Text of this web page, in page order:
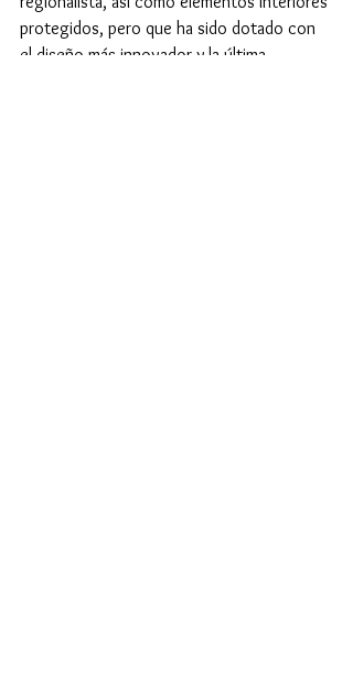
protegidos, pero que ha sido dotado con
el diseño más innovador y la última